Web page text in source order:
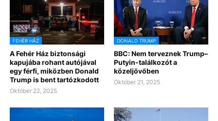
FEHÉR HÁZ
A Fehér Ház biztonsági
kapujába rohant autójával
egy férfi, miközben Donald
Trump is bent tartózkodott
Október 22, 2025
DONALD TRUMP
BBC: Nem terveznek Trump–
Putyin-találkozót a
közeljövőben
Október 21, 2025